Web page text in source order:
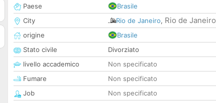
Paese
Brasile
City
Rio de Janeiro, Rio de Janeiro
origine
Brasile
Stato civile
Divorziato
livello accademico
Non specificato
Fumare
Non specificato
Job
Non specificato